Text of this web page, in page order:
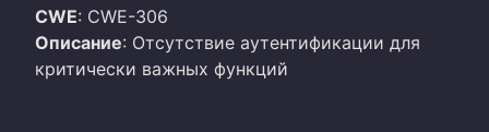
CWE: CWE-306
Описание: Отсутствие аутентификации для
критически важных функций